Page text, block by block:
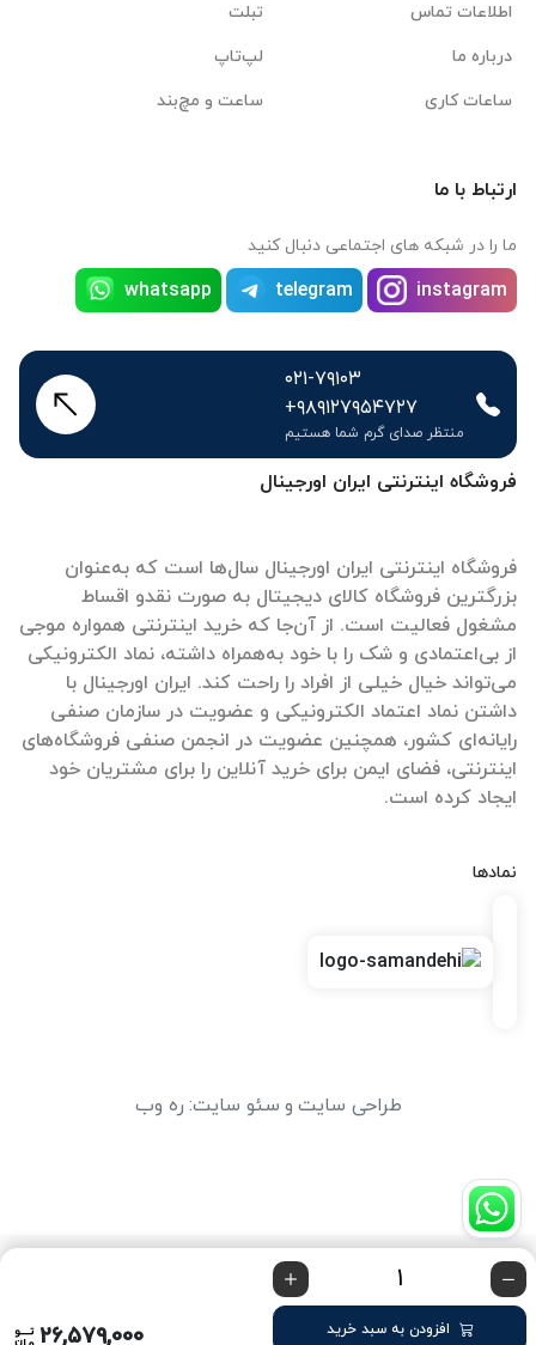
افزودن به سبد خرید 26,579,000
فروشگاه اینترنتی ایران اورجینال
فروشگاه اینترنتی ایران اورجینال سال‌ها است که به‌عنوان
بزرگترین فروشگاه کالای دیجیتال به صورت نقدو اقساط
مشغول فعالیت است. از آن‌جا که خرید اینترنتی همواره موجی
از بی‌اعتمادی و شک را با خود به‌همراه داشته، نماد الکترونیکی
می‌تواند خیال خیلی از افراد را راحت کند. ایران اورجینال با
داشتن نماد اعتماد الکترونیکی و عضویت در سازمان صنفی
رایانه‌ای کشور، همچنین عضویت در انجمن صنفی فروشگاه‌های
اینترنتی، فضای ایمن برای خرید آنلاین را برای مشتریان خود
ایجاد کرده است.
نمادها
اطلاعات تماس
درباره ما
ساعات کاری
تبلت
لپ‌تاپ
ساعت و مچ‌بند
ارتباط با ما
ما را در شبکه های اجتماعی دنبال کنید
instagram
telegram
whatsapp
۰۲۱-۷۹۱۰۳
+۹۸۹۱۲۷۹۵۴۷۲۷
منتظر صدای گرم شما هستیم
طراحی سایت و سئو سایت: ره وب